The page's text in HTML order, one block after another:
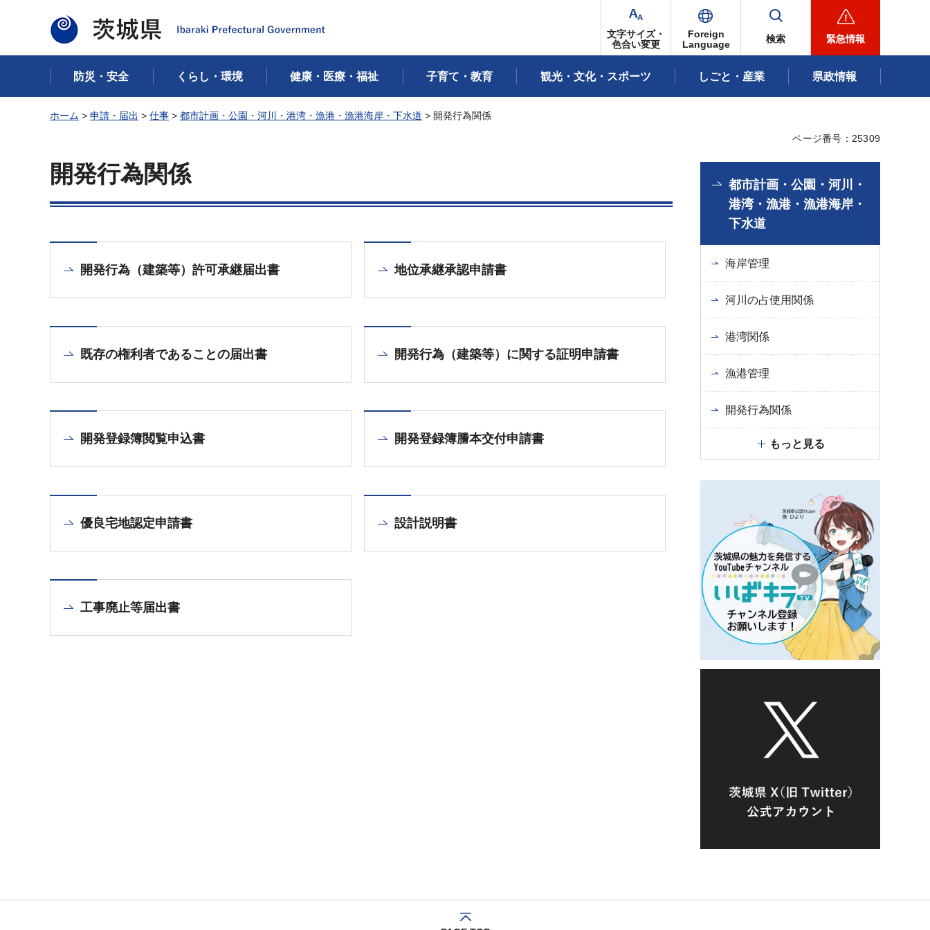
茨城県
文字サイズ・
色合い変更
Foreign
Language
検索 緊急情報
防災・安全 くらし・環境 健康・医療・福祉 子育て・教育 観光・文化・スポーツ しごと・産業 県政情報
ホーム > 申請・届出 > 仕事 > 都市計画・公園・河川・港湾・漁港・漁港海岸・下水道 > 開発行為関係
ページ番号：25309
開発行為関係
開発行為（建築等）許可承継届出書 地位承継承認申請書
既存の権利者であることの届出書 開発行為（建築等）に関する証明申請書
開発登録簿閲覧申込書 開発登録簿謄本交付申請書
優良宅地認定申請書 設計説明書
工事廃止等届出書
都市計画・公園・河川・
港湾・漁港・漁港海岸・
下水道
海岸管理
河川の占使用関係
港湾関係
漁港管理
開発行為関係
もっと見る